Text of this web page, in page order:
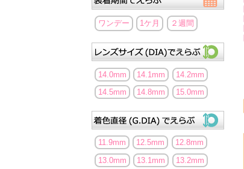
ワンデー 1ケ月 ２週間
14.0mm 14.1mm
14.2mm
14.5mm
14.8mm 15.0mm
11.9mm 12.5mm
12.8mm
13.0mm
13.1mm
13.2mm